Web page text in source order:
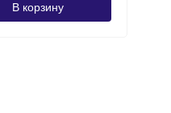
В корзину